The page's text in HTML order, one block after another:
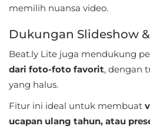
Education
Emulator
Entertainment
Events
Finance
memilih nuansa video.
Dukungan Slideshow
Beat.ly Lite juga mendukung
dari foto-foto favorit, dengan
yang halus.
Fitur ini ideal untuk membuat
ucapan ulang tahun, atau